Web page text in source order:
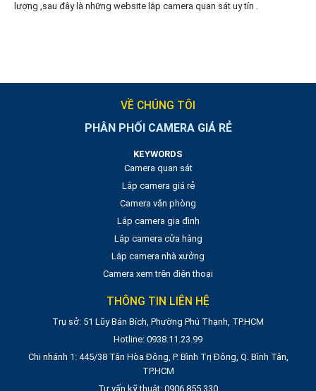
lượng ,sau đây là những website lắp camera quan sát uy tín .
VỀ CHÚNG TÔI
PHÂN PHỐI CAMERA GIÁ RẺ
KEYWORDS
Camera quan sát
Lắp camera giá rẻ
Camera văn phòng
Lắp camera gia đình
Lắp camera cửa hàng
Lắp camera nhà xưởng
Camera xem trên điện thoại
THÔNG TIN LIÊN HỆ
Trụ sở: 51 Lũy Bán Bích, Phường Phú Thạnh, TP.HCM
Hotline: 0938.11.23.99
Chi nhánh 1: 445/38 Tân Hòa Đông, P. Bình Trị Đông, Q. Bình Tân,
TP.HCM
Tư vấn kỹ thuật: 0906.855.330